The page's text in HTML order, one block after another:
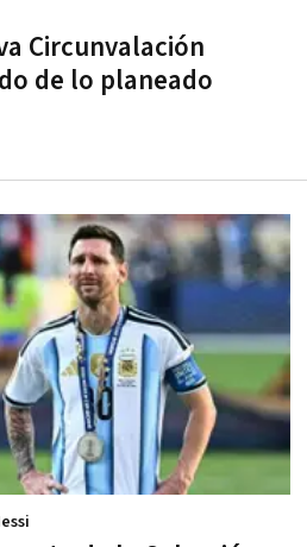
Circunvalación
de lo planeado